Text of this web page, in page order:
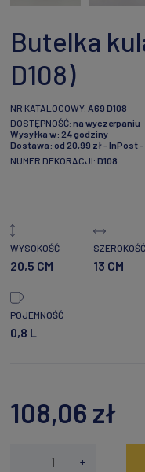
Butelka
D108)
NR KATALOGOWY: A69 D108
DOSTĘPNOŚĆ: na wyczerpaniu
Wysyłka w: 24 godziny
Dostawa: od 20,99 zł- InPost -
Cena nie zawiera
NUMER DEKORACJI: D108
WYSOKOŚĆ
20,5 CM
SZEROKOŚĆ
13 CM
POJEMNOŚĆ
0,8 L
108,06 zł
- +